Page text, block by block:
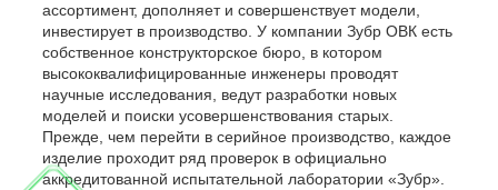
ассортимент, дополняет и совершенствует модели,
инвестирует в производство. У компании Зубр ОВК есть
собственное конструкторское бюро, в котором
высококвалифицированные инженеры проводят
научные исследования, ведут разработки новых
моделей и поиски усовершенствования старых.
Прежде, чем перейти в серийное производство, каждое
изделие проходит ряд проверок в официально
аккредитованной испытательной лаборатории «Зубр».